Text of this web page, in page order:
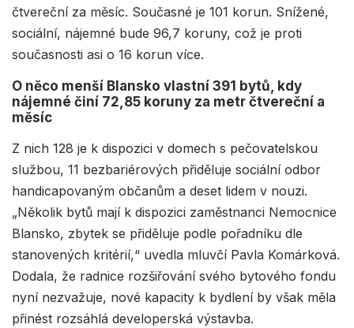
čtvereční za měsíc. Současné je 101 korun. Snížené,
sociální, nájemné bude 96,7 koruny, což je proti
současnosti asi o 16 korun více.
O něco menší Blansko vlastní 391 bytů, kdy
nájemné činí 72,85 koruny za metr čtvereční a
měsíc
Z nich 128 je k dispozici v domech s pečovatelskou
službou, 11 bezbariérových přiděluje sociální odbor
handicapovaným občanům a deset lidem v nouzi.
„Několik bytů mají k dispozici zaměstnanci Nemocnice
Blansko, zbytek se přiděluje podle pořadníku dle
stanovených kritérií,“ uvedla mluvčí Pavla Komárková.
Dodala, že radnice rozšiřování svého bytového fondu
nyní nezvažuje, nové kapacity k bydlení by však měla
přinést rozsáhlá developerská výstavba.